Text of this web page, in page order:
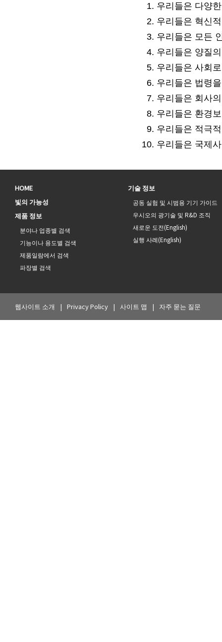
우리들은 다양
우리들은 혁신
우리들은 모든
우리들은 양질
우리들은 사회
우리들은 법령
우리들은 회사
우리들은 환경
우리들은 적극
우리들은 국제
HOME
빛의 가능성
제품 정보
분야나 업종별 검색
기능이나 용도별 검색
제품일람에서 검색
파장별 검색
기술 정보
공동 실험 및 시범용 기기 가이드
우시오의 광기술 및 R&D 조직
새로운 도전(English)
실행 사례(English)
웹사이트 소개 Privacy Policy 사이트 맵 자주 묻는 질문